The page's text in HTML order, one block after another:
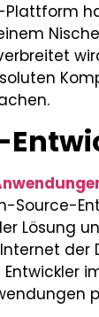
Source-
Lösung